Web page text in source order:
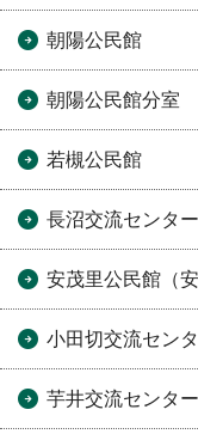
朝陽公民館
朝陽公民館分室
若槻公民館
長沼交流センター
安茂里公民館（
小田切交流セン
芋井交流センター